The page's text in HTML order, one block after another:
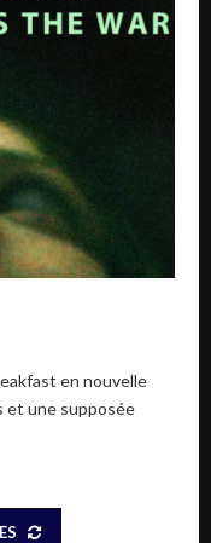
en nouvelle
et une supposée